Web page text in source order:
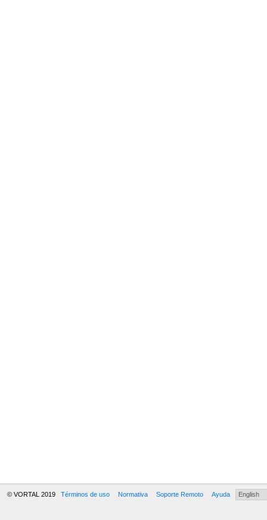
© VORTAL 2019 Términos de uso Normativa Soporte Remoto Ayuda